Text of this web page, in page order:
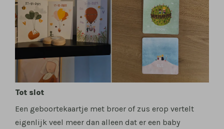
Tot slot
Een geboortekaartje met broer of zus erop vertelt
eigenlijk veel meer dan alleen dat er een baby